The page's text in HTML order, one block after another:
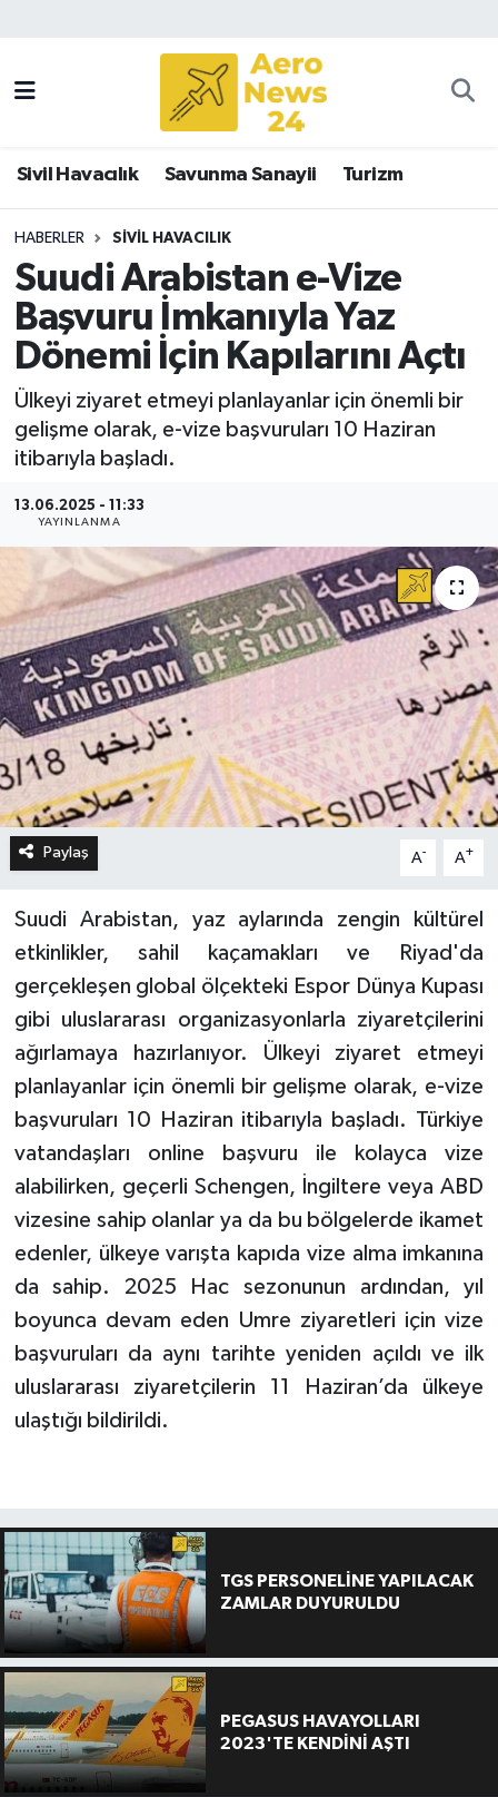
Sivil Havacılık Savunma Sanayii Turizm
HABERLER SIVIL HAVACILIK
Suudi Arabistan e-Vize
Başvuru İmkanıyla Yaz
Dönemi İçin Kapılarını Açtı
Ülkeyi ziyaret etmeyi planlayanlar için önemli bir
gelişme olarak, e-vize başvuruları 10 Haziran
itibarıyla başladı.
13.06.2025 - 11:33
YAYINLANMA
Paylaş A- A+
Suudi Arabistan, yaz aylarında zengin kültürel
etkinlikler, sahil kaçamakları ve Riyad'da
gerçekleşen global ölçekteki Espor Dünya Kupası
gibi uluslararası organizasyonlarla ziyaretçilerini
ağırlamaya hazırlanıyor. Ülkeyi ziyaret etmeyi
planlayanlar için önemli bir gelişme olarak, e-vize
başvuruları 10 Haziran itibarıyla başladı. Türkiye
vatandaşları online başvuru ile kolayca vize
alabilirken, geçerli Schengen, İngiltere veya ABD
vizesine sahip olanlar ya da bu bölgelerde ikamet
edenler, ülkeye varışta kapıda vize alma imkanına
da sahip. 2025 Hac sezonunun ardından, yıl
boyunca devam eden Umre ziyaretleri için vize
başvuruları da aynı tarihte yeniden açıldı ve ilk
uluslararası ziyaretçilerin 11 Haziran’da ülkeye
ulaştığı bildirildi.
TGS PERSONELİNE YAPILACAK
ZAMLAR DUYURULDU
PEGASUS HAVAYOLLARI
2023'TE KENDİNİ AŞTI